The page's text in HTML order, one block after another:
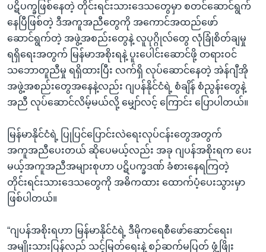
ပဋိပက္ခဖြစ်နေတဲ့ တိုင်းရင်းသားဒေသတွေမှာ စတင်ဆောင်ရွက်
နေပြီဖြစ်တဲ့ ဒီအကူအညီတွေကို အကောင်အထည်ဖော်
ဆောင်ရွက်တဲ့ အဖွဲ့အစည်းတွေနဲ့ လူပုဂ္ဂိုလ်တွေ လုံခြုံစိတ်ချမှု
ရရှိရေးအတွက် မြန်မာအစိုးရနဲ့ ပူးပေါင်းဆောင်ဖို့ တရားဝင်
သဘောတူညီမှု ရရှိထားပြီး လက်ရှိ လုပ်ဆောင်နေတဲ့ အဲန်ဂျီအို
အဖွဲ့အစည်းတွေအနေနဲ့လည်း ဂျပန်နိုင်ငံရဲ့ စံချိန် စံညွန်းတွေနဲ့
အညီ လုပ်ဆောင်လိမ့်မယ်လို့ မျှော်လင့် ကြောင်း ပြောပါတယ်။
မြန်မာနိုင်ငံရဲ့ ပြုပြင်ပြောင်းလဲရေးလုပ်ငန်းတွေအတွက်
အကူအညီပေးတယ် ဆိုပေမယ့်လည်း အခု ဂျပန်အစိုးရက ပေး
မယ့်အကူအညီအများစုဟာ ပဋိပက္ခဒဏ် ခံစားနေရကြတဲ့
တိုင်းရင်းသားဒေသတွေကို အဓိကထား ထောက်ပံ့ပေးသွားမှာ
ဖြစ်ပါတယ်။
“ဂျပန်အစိုးရဟာ မြန်မာနိုင်ငံရဲ့ ဒီမိုကရေစီဖော်ဆောင်ရေး၊
အမျိုးသားပြန်လည် သင့်မြတ်ရေးနဲ့ စဉ်ဆက်မပြတ် ဖွံ့ဖြိုး